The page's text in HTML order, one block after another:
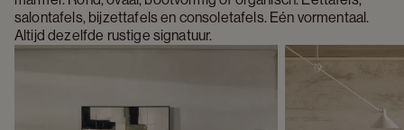
salontafels, bijzettafels en consoletafels. Eén vormentaal.
Altijd dezelfde rustige signatuur.